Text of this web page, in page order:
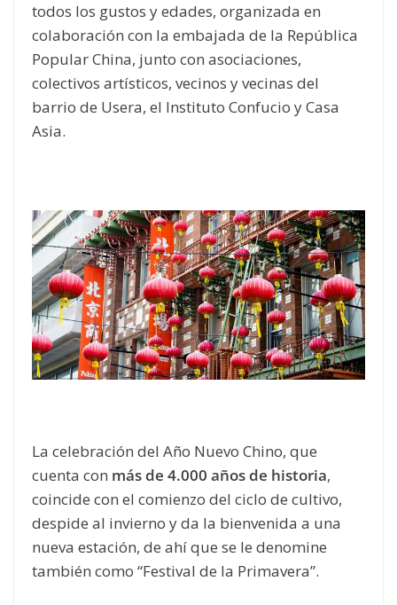
todos los gustos y edades, organizada en
colaboración con la embajada de la República
Popular China, junto con asociaciones,
colectivos artísticos, vecinos y vecinas del
barrio de Usera, el Instituto Confucio y Casa
Asia.
La celebración del Año Nuevo Chino, que
cuenta con más de 4.000 años de historia,
coincide con el comienzo del ciclo de cultivo,
despide al invierno y da la bienvenida a una
nueva estación, de ahí que se le denomine
también como “Festival de la Primavera”.